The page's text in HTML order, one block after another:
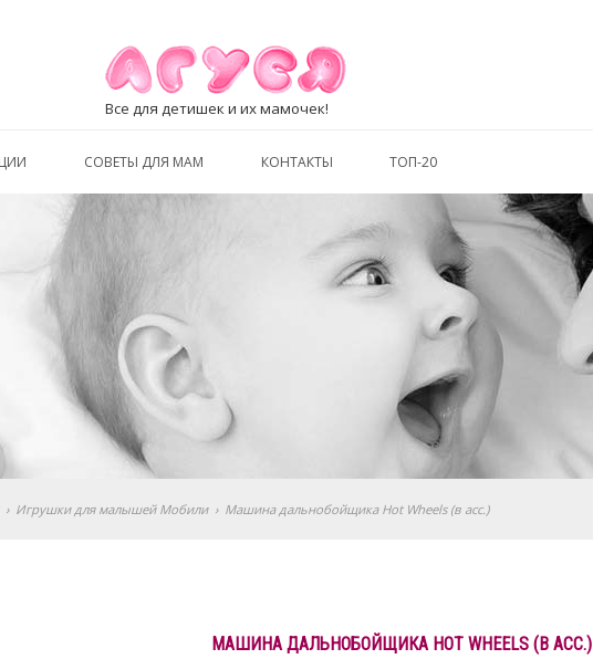
Все для детишек и их мамочек!
СОВЕТЫ ДЛЯ МАМ КОНТАКТЫ ТОП-20
› Игрушки для малышей Мобили › Машина дальнобойщика Hot Wheels (в асс.)
МАШИНА ДАЛЬНОБОЙЩИКА HOT WHEELS (В АСС.)